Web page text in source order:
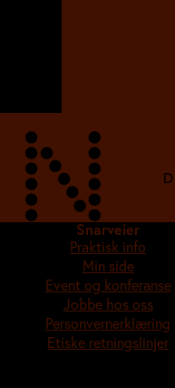
Snarveier
Praktisk info
Min side
Event og konferanse
Jobbe hos oss
Personvernerklæring
Etiske retningslinjer